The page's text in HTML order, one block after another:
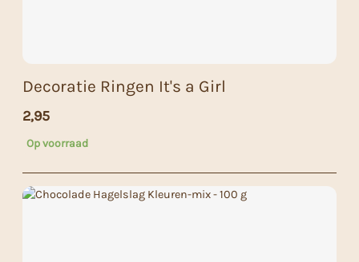
Decoratie Ringen It's a Girl
2,95
Op voorraad